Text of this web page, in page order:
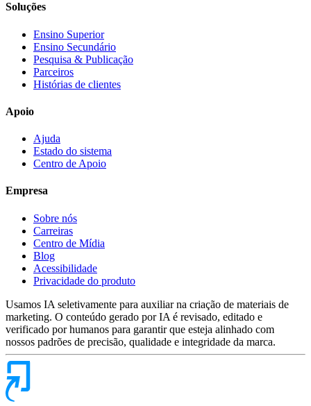
Soluções
Ensino Superior
Ensino Secundário
Pesquisa & Publicação
Parceiros
Histórias de clientes
Apoio
Ajuda
Estado do sistema
Centro de Apoio
Empresa
Sobre nós
Carreiras
Centro de Mídia
Blog
Acessibilidade
Privacidade do produto
Usamos IA seletivamente para auxiliar na criação de materiais de
marketing. O conteúdo gerado por IA é revisado, editado e
verificado por humanos para garantir que esteja alinhado com
nossos padrões de precisão, qualidade e integridade da marca.